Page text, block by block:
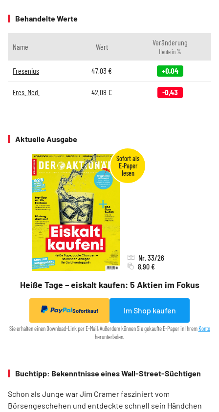
Behandelte Werte
Name Wert Veränderung
Heute in %
Fresenius 47,03 € +0,04
Fres. Med. 42,08 € -0,43
Aktuelle Ausgabe
Heiße Tage – eiskalt kaufen: 5 Aktien im Fokus
Nr. 33/26
8,90 €
Sofortkauf Im Shop kaufen
Sie erhalten einen Download-Link per E-Mail. Außerdem können Sie gekaufte E-Paper in Ihrem Konto
herunterladen.
Buchtipp: Bekenntnisse eines Wall-Street-Süchtigen
Schon als Junge war Jim Cramer fasziniert vom
Börsengeschehen und entdeckte schnell sein Händchen